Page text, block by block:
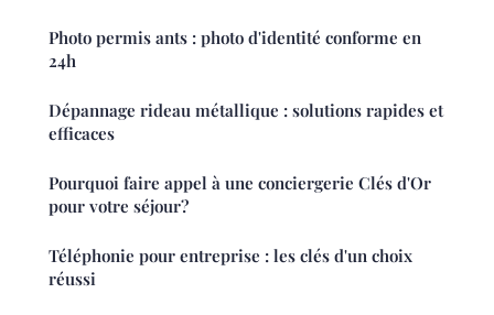
Photo permis ants : photo d'identité conforme en
24h
Dépannage rideau métallique : solutions rapides et
efficaces
Pourquoi faire appel à une conciergerie Clés d'Or
pour votre séjour?
Téléphonie pour entreprise : les clés d'un choix
réussi